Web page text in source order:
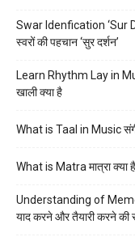
Swar Idenfication ‘Sur
स्वरों की पहचान ‘सुर दर्शन’
Learn Rhythm Lay in
खाली क्या है
What is Taal in Music
What is Matra मात्रा क्या है
Understanding of
याद करने और तैयारी करने